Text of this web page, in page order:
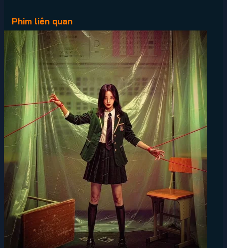
Phim liên quan